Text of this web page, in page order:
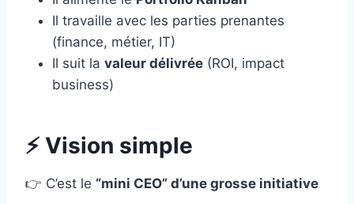
Il travaille avec les parties prenantes
(finance, métier, IT)
Il suit la valeur délivrée (ROI, impact
business)
⚡ Vision simple
👉 C’est le “mini CEO” d’une grosse initiative